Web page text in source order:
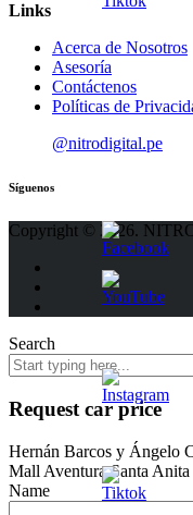
Links
Acerca de Nosotros
Asesoría
Contáctenos
Políticas de
@nitrodigital.pe
Síguenos
Copyright © 2026.
Search
Request car price
Hernán Barcos y Ángelo
Mall Aventura Santa Anita
Name